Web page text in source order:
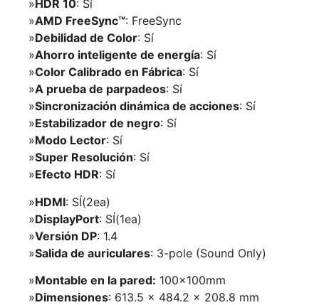
» HDR 10: Sí
»AMD FreeSync™: FreeSync
»Debilidad de Color: Sí
»Ahorro inteligente de energía: Sí
»Color Calibrado en Fábrica: Sí
»A prueba de parpadeos: Sí
»Sincronización dinámica de acciones: Sí
»Estabilizador de negro: Sí
»Modo Lector: Sí
»Super Resolución: Sí
»Efecto HDR: Sí
»HDMI: SÍ(2ea)
»DisplayPort: SÍ(1ea)
»Versión DP: 1.4
»Salida de auriculares: 3-pole (Sound Only)
»Montable en la pared: 100x100mm
»Dimensiones: 613.5 x 484.2 x 208.8 mm